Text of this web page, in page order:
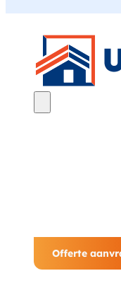
Offerte